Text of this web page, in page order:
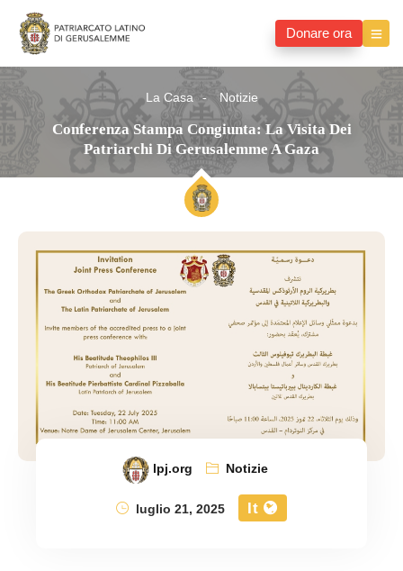
Donare ora
La Casa Notizie
Conferenza Stampa Congiunta: La Visita Dei
Patriarchi Di Gerusalemme A Gaza
lpj.org
Notizie
luglio 21, 2025
It